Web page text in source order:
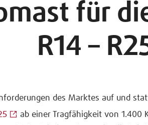
für
R14 –
des Marktes auf und
ab einer Tragfähigkeit von 1.400